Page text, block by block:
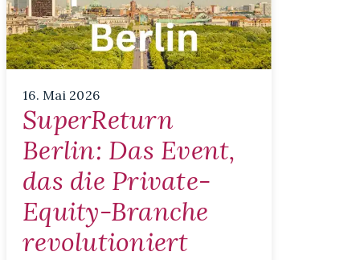
16. Mai 2026
SuperReturn
Berlin: Das Event,
das die Private-
Equity-Branche
revolutioniert